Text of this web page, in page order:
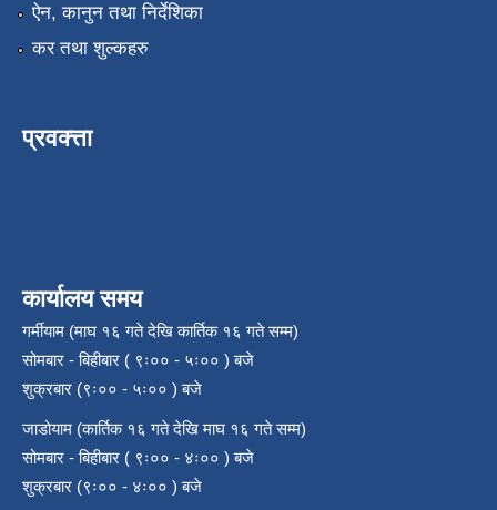
ऐन, कानुन तथा निर्देशिका
कर तथा शुल्कहरु
प्रवक्त्ता
कार्यालय समय
गर्मीयाम (माघ १६ गते देखि कार्तिक १६ गते सम्म)
सोमबार - बिहीबार ( ९ः०० - ५ः०० ) बजे
शुक्रबार (९ः०० - ५ः०० ) बजे
जाडोयाम (कार्तिक १६ गते देखि माघ १६ गते सम्म)
सोमबार - बिहीबार ( ९ः०० - ४ः०० ) बजे
शुक्रबार (९ः०० - ४ः०० ) बजे